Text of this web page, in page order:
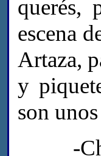
querés,
escena
Artaza,
y
son
-Ché,